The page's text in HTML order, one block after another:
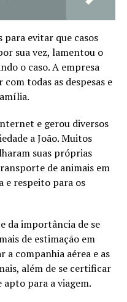
evitar que casos
sua vez, lamentou o
o caso. A empresa
todas as despesas e
e gerou diversos
a João. Muitos
suas próprias
de animais em
e respeito para os
da importância de se
de estimação em
a companhia aérea e as
além de se certificar
apto para a viagem.